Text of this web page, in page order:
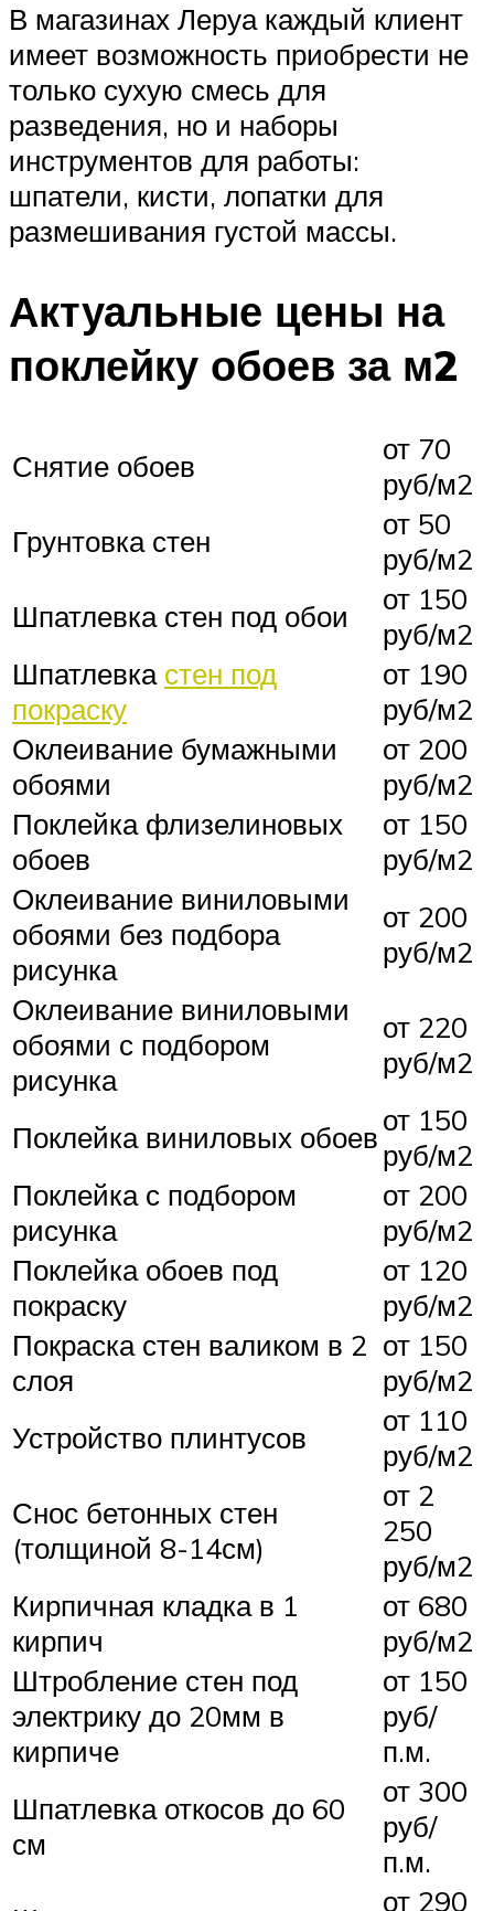
В магазинах Леруа каждый клиент
имеет возможность приобрести не
только сухую смесь для
разведения, но и наборы
инструментов для работы:
шпатели, кисти, лопатки для
размешивания густой массы.
Актуальные цены на
поклейку обоев за м2
Снятие обоев
от 70
руб/м2
Грунтовка стен
от 50
руб/м2
Шпатлевка стен под обои
от 150
руб/м2
Шпатлевка стен под
покраску
от 190
руб/м2
Оклеивание бумажными
обоями
от 200
руб/м2
Поклейка флизелиновых
обоев
от 150
руб/м2
Оклеивание виниловыми
обоями без подбора
рисунка
от 200
руб/м2
Оклеивание виниловыми
обоями с подбором
рисунка
от 220
руб/м2
Поклейка виниловых обоевот 150
руб/м2
Поклейка с подбором
рисунка
от 200
руб/м2
Поклейка обоев под
покраску
от 120
руб/м2
Покраска стен валиком в 2
слоя
от 150
руб/м2
Устройство плинтусов
от 110
руб/м2
Снос бетонных стен
(толщиной 8-14см)
от 2
250
руб/м2
Кирпичная кладка в 1
кирпич
от 680
руб/м2
Штробление стен под
электрику до 20мм в
кирпиче
от 150
руб/
п.м.
Шпатлевка откосов до 60
см
от 300
руб/
п.м.
от 290